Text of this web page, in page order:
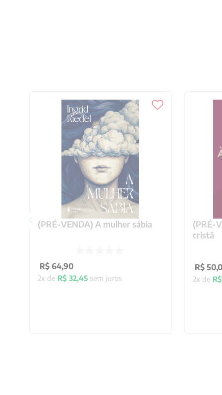
(PRÉ-VENDA) A mulher sábia
R$ 64,90
2x de R$ 32,45sem juros
(PRÉ-
cristã
R$ 50,
2x de R$